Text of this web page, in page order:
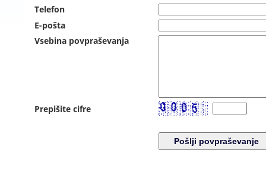
Telefon
E-pošta
Vsebina povpraševanja
Prepišite cifre